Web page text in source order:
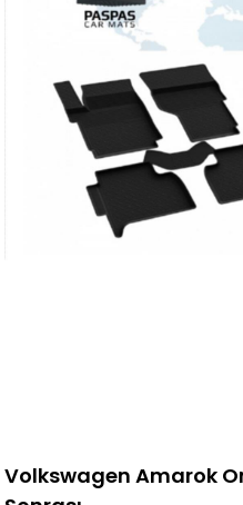
Volkswagen Amarok